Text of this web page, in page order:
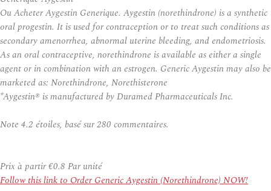
Ou Acheter Aygestin Generique. Aygestin (norethindrone) is a synthetic
oral progestin. It is used for contraception or to treat such conditions as
secondary amenorrhea, abnormal uterine bleeding, and endometriosis.
As an oral contraceptive, norethindrone is available as either a single
agent or in combination with an estrogen. Generic Aygestin may also be
marketed as: Norethindrone, Norethisterone
*Aygestin® is manufactured by Duramed Pharmaceuticals Inc.
Note 4.2 étoiles, basé sur280 commentaires.
Prix à partir€0.8 Par unité
Follow this link to Order Generic Aygestin (Norethindrone) NOW!